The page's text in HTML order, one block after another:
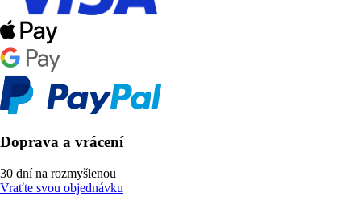
Doprava a vrácení
30 dní na rozmyšlenou
Vraťte svou objednávku